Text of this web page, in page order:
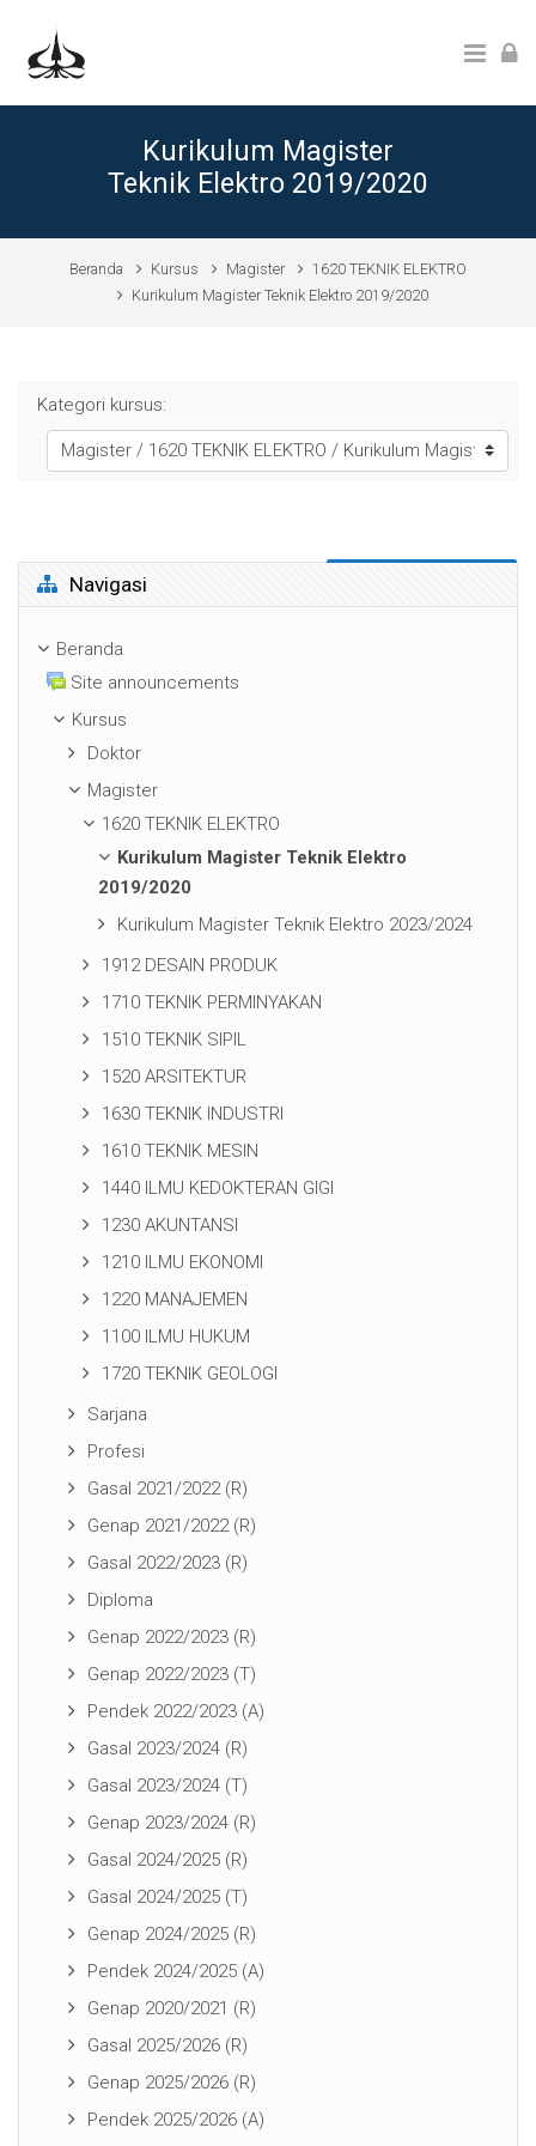
Kurikulum Magister
Teknik Elektro 2019/2020
Beranda Kursus Magister
1620 TEKNIK ELEKTRO
Kurikulum Magister Teknik Elektro 2019/2020
Kategori kursus:
Abaikan Navigasi
Navigasi
Beranda
Site announcements
Kursus
Doktor
Magister
1620 TEKNIK ELEKTRO
Kurikulum Magister Teknik Elektro
2019/2020
Kurikulum Magister Teknik Elektro 2023/2024
1912 DESAIN PRODUK
1710 TEKNIK PERMINYAKAN
1510 TEKNIK SIPIL
1520 ARSITEKTUR
1630 TEKNIK INDUSTRI
1610 TEKNIK MESIN
1440 ILMU KEDOKTERAN GIGI
1230 AKUNTANSI
1210 ILMU EKONOMI
1220 MANAJEMEN
1100 ILMU HUKUM
1720 TEKNIK GEOLOGI
Sarjana
Profesi
Gasal 2021/2022 (R)
Genap 2021/2022 (R)
Gasal 2022/2023 (R)
Diploma
Genap 2022/2023 (R)
Genap 2022/2023 (T)
Pendek 2022/2023 (A)
Gasal 2023/2024 (R)
Gasal 2023/2024 (T)
Genap 2023/2024 (R)
Gasal 2024/2025 (R)
Gasal 2024/2025 (T)
Genap 2024/2025 (R)
Pendek 2024/2025 (A)
Genap 2020/2021 (R)
Gasal 2025/2026 (R)
Genap 2025/2026 (R)
Pendek 2025/2026 (A)